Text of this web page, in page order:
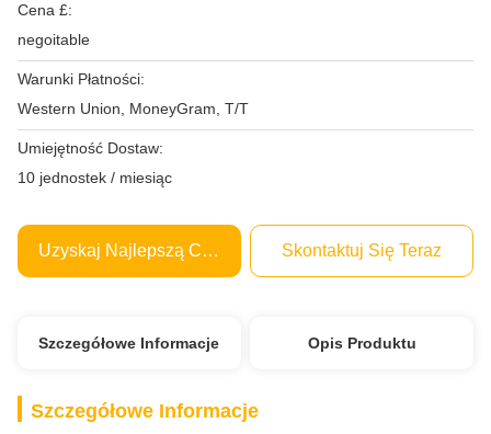
Cena £:
negoitable
Warunki Płatności:
Western Union, MoneyGram, T/T
Umiejętność Dostaw:
10 jednostek / miesiąc
Uzyskaj Najlepszą Cenę Skontaktuj Się Teraz
Szczegółowe Informacje Opis Produktu
Szczegółowe Informacje